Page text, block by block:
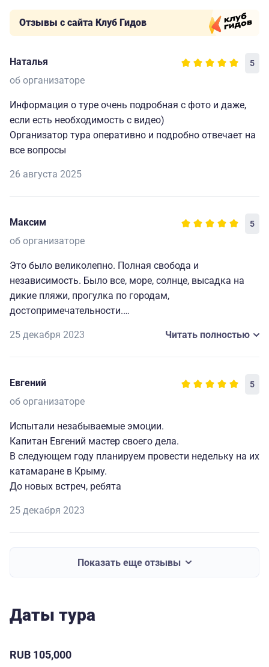
Отзывы с сайта Клуб Гидов
Наталья 5
об организаторе
Информация о туре очень подробная с фото и даже,
если есть необходимость с видео)
Организатор тура оперативно и подробно отвечает на
все вопросы
26 августа 2025
Максим 5
об организаторе
Это было великолепно. Полная свобода и
независимость. Было все, море, солнце, высадка на
дикие пляжи, прогулка по городам,
достопримечательности.
заказу. Якорные стоянки. Пиратская высадка за
Очень комфортная лодка, чистота и порядок! Бывал
на многих яхтах, на "Марусе" всё стерильно!
В будущем сезоне, обязательно заедем ещё на
недельку.
Спасибо Алексей и Екатерина!
25 декабря 2023 Читать полностью
Евгений 5
об организаторе
Испытали незабываемые эмоции.
Капитан Евгений мастер своего дела.
В следующем году планируем провести недельку на их
катамаране в Крыму.
До новых встреч, ребята
25 декабря 2023
Показать еще отзывы
Даты тура
RUB 105,000